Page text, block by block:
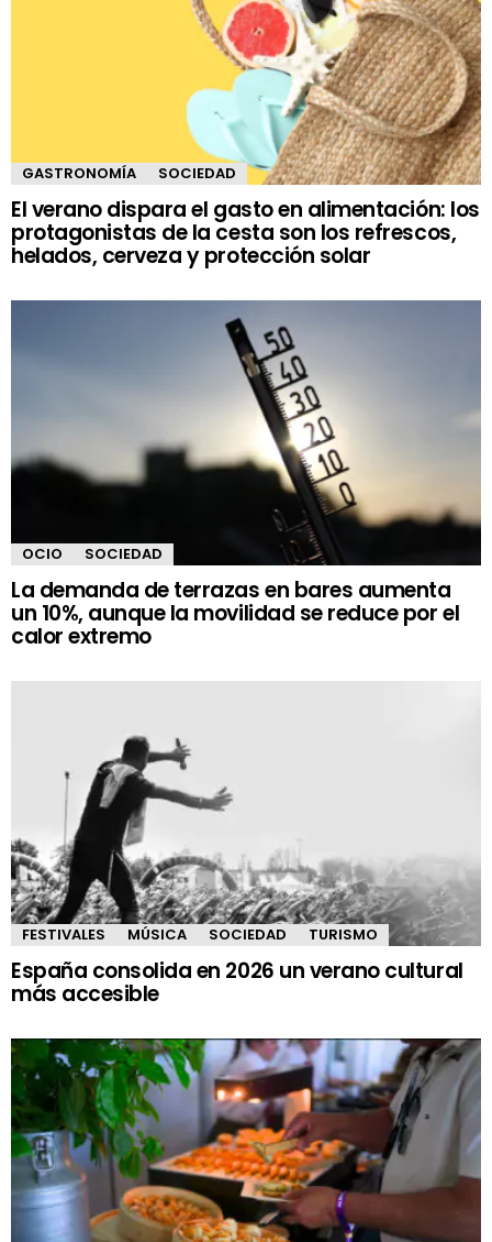
GASTRONOMÍA SOCIEDAD
El verano dispara el gasto en alimentación: los
protagonistas de la cesta son los refrescos,
helados, cerveza y protección solar
OCIO SOCIEDAD
La demanda de terrazas en bares aumenta
un 10%, aunque la movilidad se reduce por el
calor extremo
FESTIVALES MÚSICA SOCIEDAD TURISMO
España consolida en 2026 un verano cultural
más accesible